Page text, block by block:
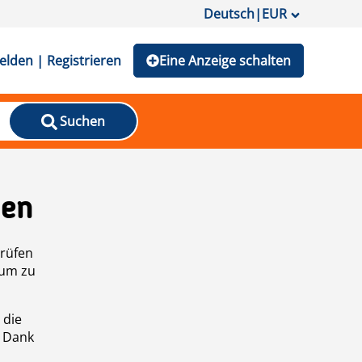
Deutsch|EUR
| Registrieren Eine Anzeige schalten
Suchen
zu
die